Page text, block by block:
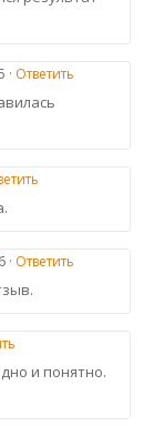
· Ответить
· Ответить
и понятно.